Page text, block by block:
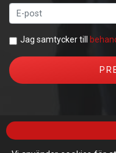
Jag samtycker till